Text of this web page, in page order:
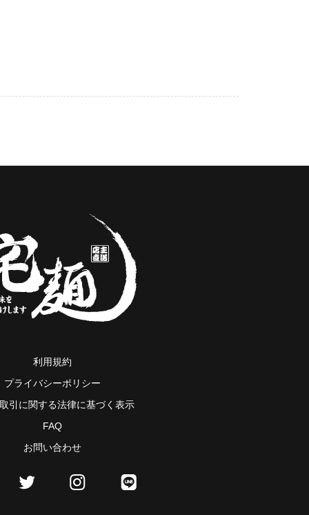
利用規約
プライバシーポリシー
引に関する法律に基づく表示
FAQ
お問い合わせ